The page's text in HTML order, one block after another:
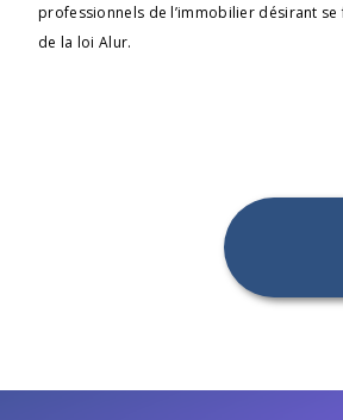
professionnels de l’immobilier désirant
de la loi Alur.